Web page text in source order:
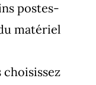
postes-
matériel